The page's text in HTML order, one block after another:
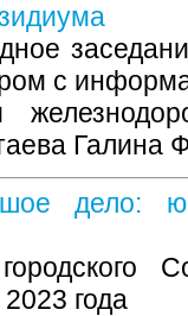
с
Галина
дело:
года